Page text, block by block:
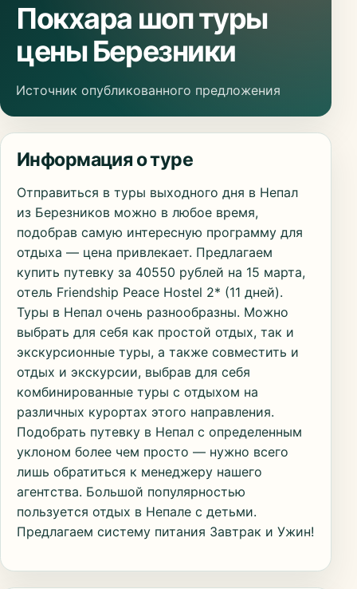
Покхара шоп туры
цены Березники
Источник опубликованного предложения
Информация о туре
Отправиться в туры выходного дня в Непал
из Березников можно в любое время,
подобрав самую интересную программу для
отдыха — цена привлекает. Предлагаем
купить путевку за 40550 рублей на 15 марта,
отель Friendship Peace Hostel 2* (11 дней).
Туры в Непал очень разнообразны. Можно
выбрать для себя как простой отдых, так и
экскурсионные туры, а также совместить и
отдых и экскурсии, выбрав для себя
комбинированные туры с отдыхом на
различных курортах этого направления.
Подобрать путевку в Непал с определенным
уклоном более чем просто — нужно всего
лишь обратиться к менеджеру нашего
агентства. Большой популярностью
пользуется отдых в Непале с детьми.
Предлагаем систему питания Завтрак и Ужин!